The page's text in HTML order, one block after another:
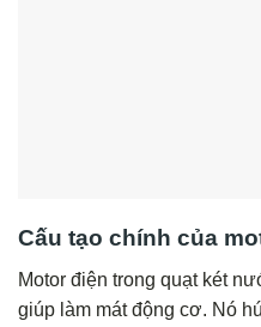
Cấu tạo chính của
Motor điện trong quạt két
giúp làm mát động cơ. Nó